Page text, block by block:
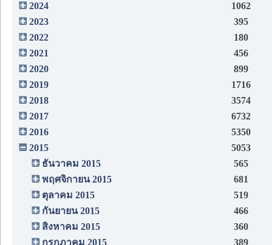
2024
1062
2023
395
2022
180
2021
456
2020
899
2019
1716
2018
3574
2017
6732
2016
5350
2015
5053
ธันวาคม 2015
565
พฤศจิกายน 2015
681
ตุลาคม 2015
519
กันยายน 2015
466
สิงหาคม 2015
360
กรกฎาคม 2015
389